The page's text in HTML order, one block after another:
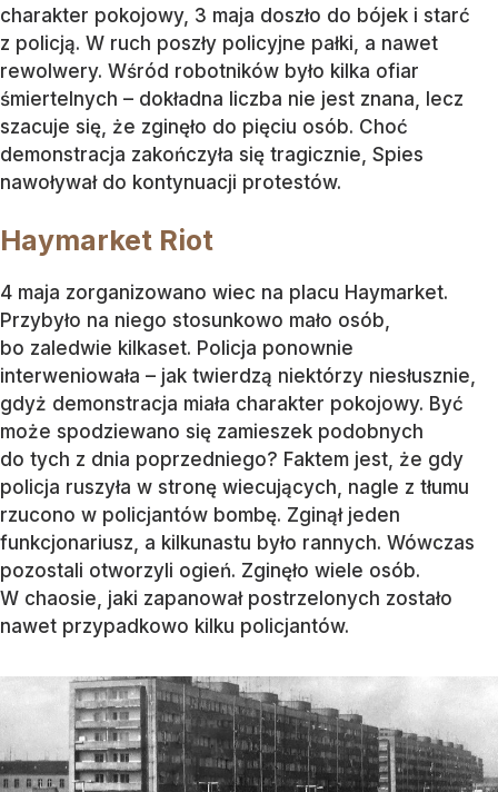
charakter pokojowy, 3 maja doszło do bójek i starć
z policją. W ruch poszły policyjne pałki, a nawet
rewolwery. Wśród robotników było kilka ofiar
śmiertelnych – dokładna liczba nie jest znana, lecz
szacuje się, że zginęło do pięciu osób. Choć
demonstracja zakończyła się tragicznie, Spies
nawoływał do kontynuacji protestów.
Haymarket Riot
4 maja zorganizowano wiec na placu Haymarket.
Przybyło na niego stosunkowo mało osób,
bo zaledwie kilkaset. Policja ponownie
interweniowała – jak twierdzą niektórzy niesłusznie,
gdyż demonstracja miała charakter pokojowy. Być
może spodziewano się zamieszek podobnych
do tych z dnia poprzedniego? Faktem jest, że gdy
policja ruszyła w stronę wiecujących, nagle z tłumu
rzucono w policjantów bombę. Zginął jeden
funkcjonariusz, a kilkunastu było rannych. Wówczas
pozostali otworzyli ogień. Zginęło wiele osób.
W chaosie, jaki zapanował postrzelonych zostało
nawet przypadkowo kilku policjantów.